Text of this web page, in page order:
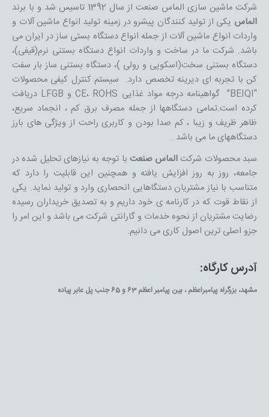
شرکت ماشین سازی الماس صنعت از سال 1392 تاسیس شد و با برند
الماس یکی از تولید کنندگان پیشرو در زمینه تولید انواع ماشین آلات و
واردات انواع ماشین آلات از جمله انواع دستگاه بستی ساز در ایران می
باشد. شرکت ما در ساخت و واردات انواع دستگاه بستنی نرم(قیفی)،
دستگاه بستنی سخت(اسکوپی و رولی )، دستگاه بستنی ساز بار سفت
کن با تجربه ای دیرینه تخصص دارد. سیستم کنترل کیفی محصولات
“BEIQI” گواهینامه درجه مواد غذایی CE، ROHS و LFGB دریافت
کرده است.تمامی دستگاهها از جمله مصرف برق کم ، انجماد سریع،
ظاهر ظریف و زیبا ، کم صدا بودن و کاربری راحت از ویژگی های بارز
دستگاههای ما می باشد .
سبد محصولات شرکتالماس صنعت با توجه به نیازهای تحلیل شده در
جامعه، روز به روز افزایش يافته و همچنین این قابلیت را دارد که
متناسب با نیاز مشتریان دستگاهایی انحصاری وارد و تولید نماید. یکی
از نقاط قوت که در کارنامه ی خود داریم و به تصدیق خریداران رسیده
رضایت مشتریان از نحوه خدمات و گارانتی شرکت می باشد و این امر را
جزو اصلی ترین اصول کاری می دانیم.
آدرس کارگاه:
مشهد، بزرگراه پیامبراعظم ، بین پیامبر اعظم 63 و 65 جنب پل عابر پیاده